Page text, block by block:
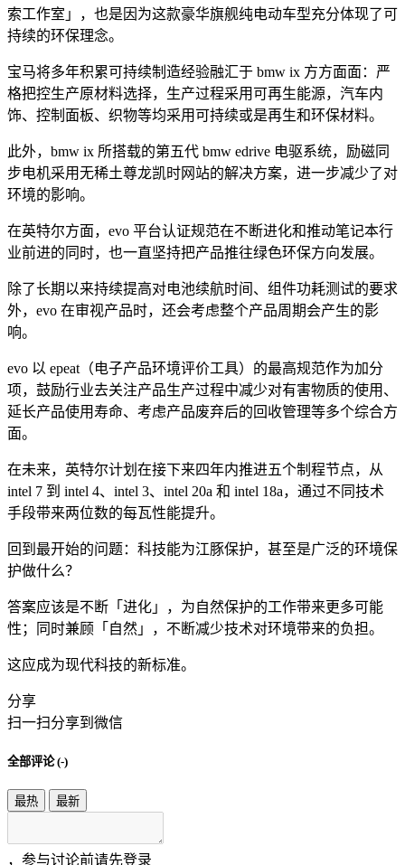
索工作室」，也是因为这款豪华旗舰纯电动车型充分体现了可
持续的环保理念。
宝马将多年积累可持续制造经验融汇于 bmw ix 方方面面：严
格把控生产原材料选择，生产过程采用可再生能源，汽车内
饰、控制面板、织物等均采用可持续或是再生和环保材料。
此外，bmw ix 所搭载的第五代 bmw edrive 电驱系统，励磁同
步电机采用无稀土尊龙凯时网站的解决方案，进一步减少了对
环境的影响。
在英特尔方面，evo 平台认证规范在不断进化和推动笔记本行
业前进的同时，也一直坚持把产品推往绿色环保方向发展。
除了长期以来持续提高对电池续航时间、组件功耗测试的要求
外，evo 在审视产品时，还会考虑整个产品周期会产生的影
响。
evo 以 epeat（电子产品环境评价工具）的最高规范作为加分
项，鼓励行业去关注产品生产过程中减少对有害物质的使用、
延长产品使用寿命、考虑产品废弃后的回收管理等多个综合方
面。
在未来，英特尔计划在接下来四年内推进五个制程节点，从
intel 7 到 intel 4、intel 3、intel 20a 和 intel 18a，通过不同技术
手段带来两位数的每瓦性能提升。
回到最开始的问题：科技能为江豚保护，甚至是广泛的环境保
护做什么？
答案应该是不断「进化」，为自然保护的工作带来更多可能
性；同时兼顾「自然」，不断减少技术对环境带来的负担。
这应成为现代科技的新标准。
分享
扫一扫分享到微信
全部评论 (-)
最热 最新
，参与讨论前请先登录